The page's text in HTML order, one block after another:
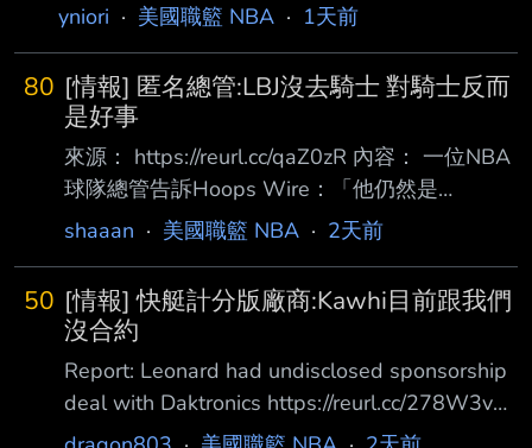
yniori · 美國職籃 NBA · 1天前
80 [情報] 匿名總管:LBJ沒去騎士 對騎士反而
是好事
來源： https://reurl.cc/qaZ0zR 內容： 一位NBA
球隊總管告訴Hoops Wire：「他仍然是
LeBron，或者說仍然會有那種提醒你他曾經 是
他待得太久的那一章。有一天我們會問： 『還
記得LeBron曾在七六人隊打球嗎？』然後笑出
來。」 在聯盟打滾23年後，LeBron的球技已不
如以往，他的影響力也逐漸消退。這種情況其實
已經 持續了好幾年，但上個賽季真正明顯地展
shaaan · 美國職籃 NBA · 2天前
50 [情報] 快艇計分版廠商:Kawhi目前跟我們
沒合約
Report: Leonard had undisclosed sponsorship
deal with Daktronics https://reurl.cc/278W3v
洛杉磯快艇球星 Kawhi Leonard 與一家現已破